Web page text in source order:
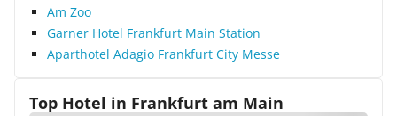
Am Zoo
Garner Hotel Frankfurt Main Station
Aparthotel Adagio Frankfurt City Messe
Top Hotel in Frankfurt am Main